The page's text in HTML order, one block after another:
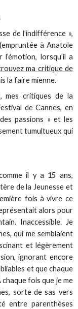
de l’indifférence »,
à Anatole
lorsqu’il a
ma critique de
la faire mienne.
mes critiques de la
de Cannes, en
passions » et les
tumultueux qui
il y a 15 ans,
de la Jeunesse et
fois à vivre ce
alors pour
Inaccessible. Je
qui me semblaient
et légèrement
ignorant encore
et que chaque
chaque fois que je me
sorte de sas vers
entre parenthèses